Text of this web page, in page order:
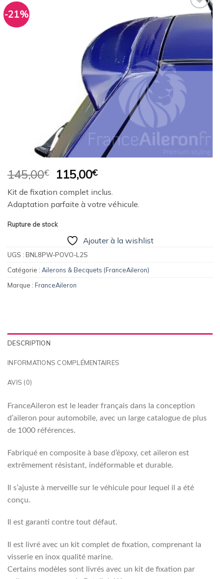
-21%
Ajouter
145,00€
Le
initial
était :
145,00€.
115,00€Le
prix
actuel
est :
Kit de fixation complet inclus.
Adaptation parfaite à votre véhicule.
Rupture de stock
Ajouter à la wishlist
UGS : BNL8PW-POVO-L2S
Catégorie : Ailerons & Becquets (FranceAileron)
Marque : FranceAileron
DESCRIPTION
INFORMATIONS COMPLÉMENTAIRES
AVIS (0)
FranceAileron est le leader français dans la conception
d’aileron pour automobile, avec un large catalogue de plus
de 1000 références.
Fabriqué en composite à base d’époxy, cet aileron est
extrêmement résistant, indéformable et durable.
Il s’ajuste à merveille sur le véhicule pour lequel il a été
conçu.
Il est garanti contre tout défaut.
Il est livré avec un kit complet de fixation, comprenant la
visserie en inox qualité marine.
Certains modèles sont livrés avec un kit de fixation par